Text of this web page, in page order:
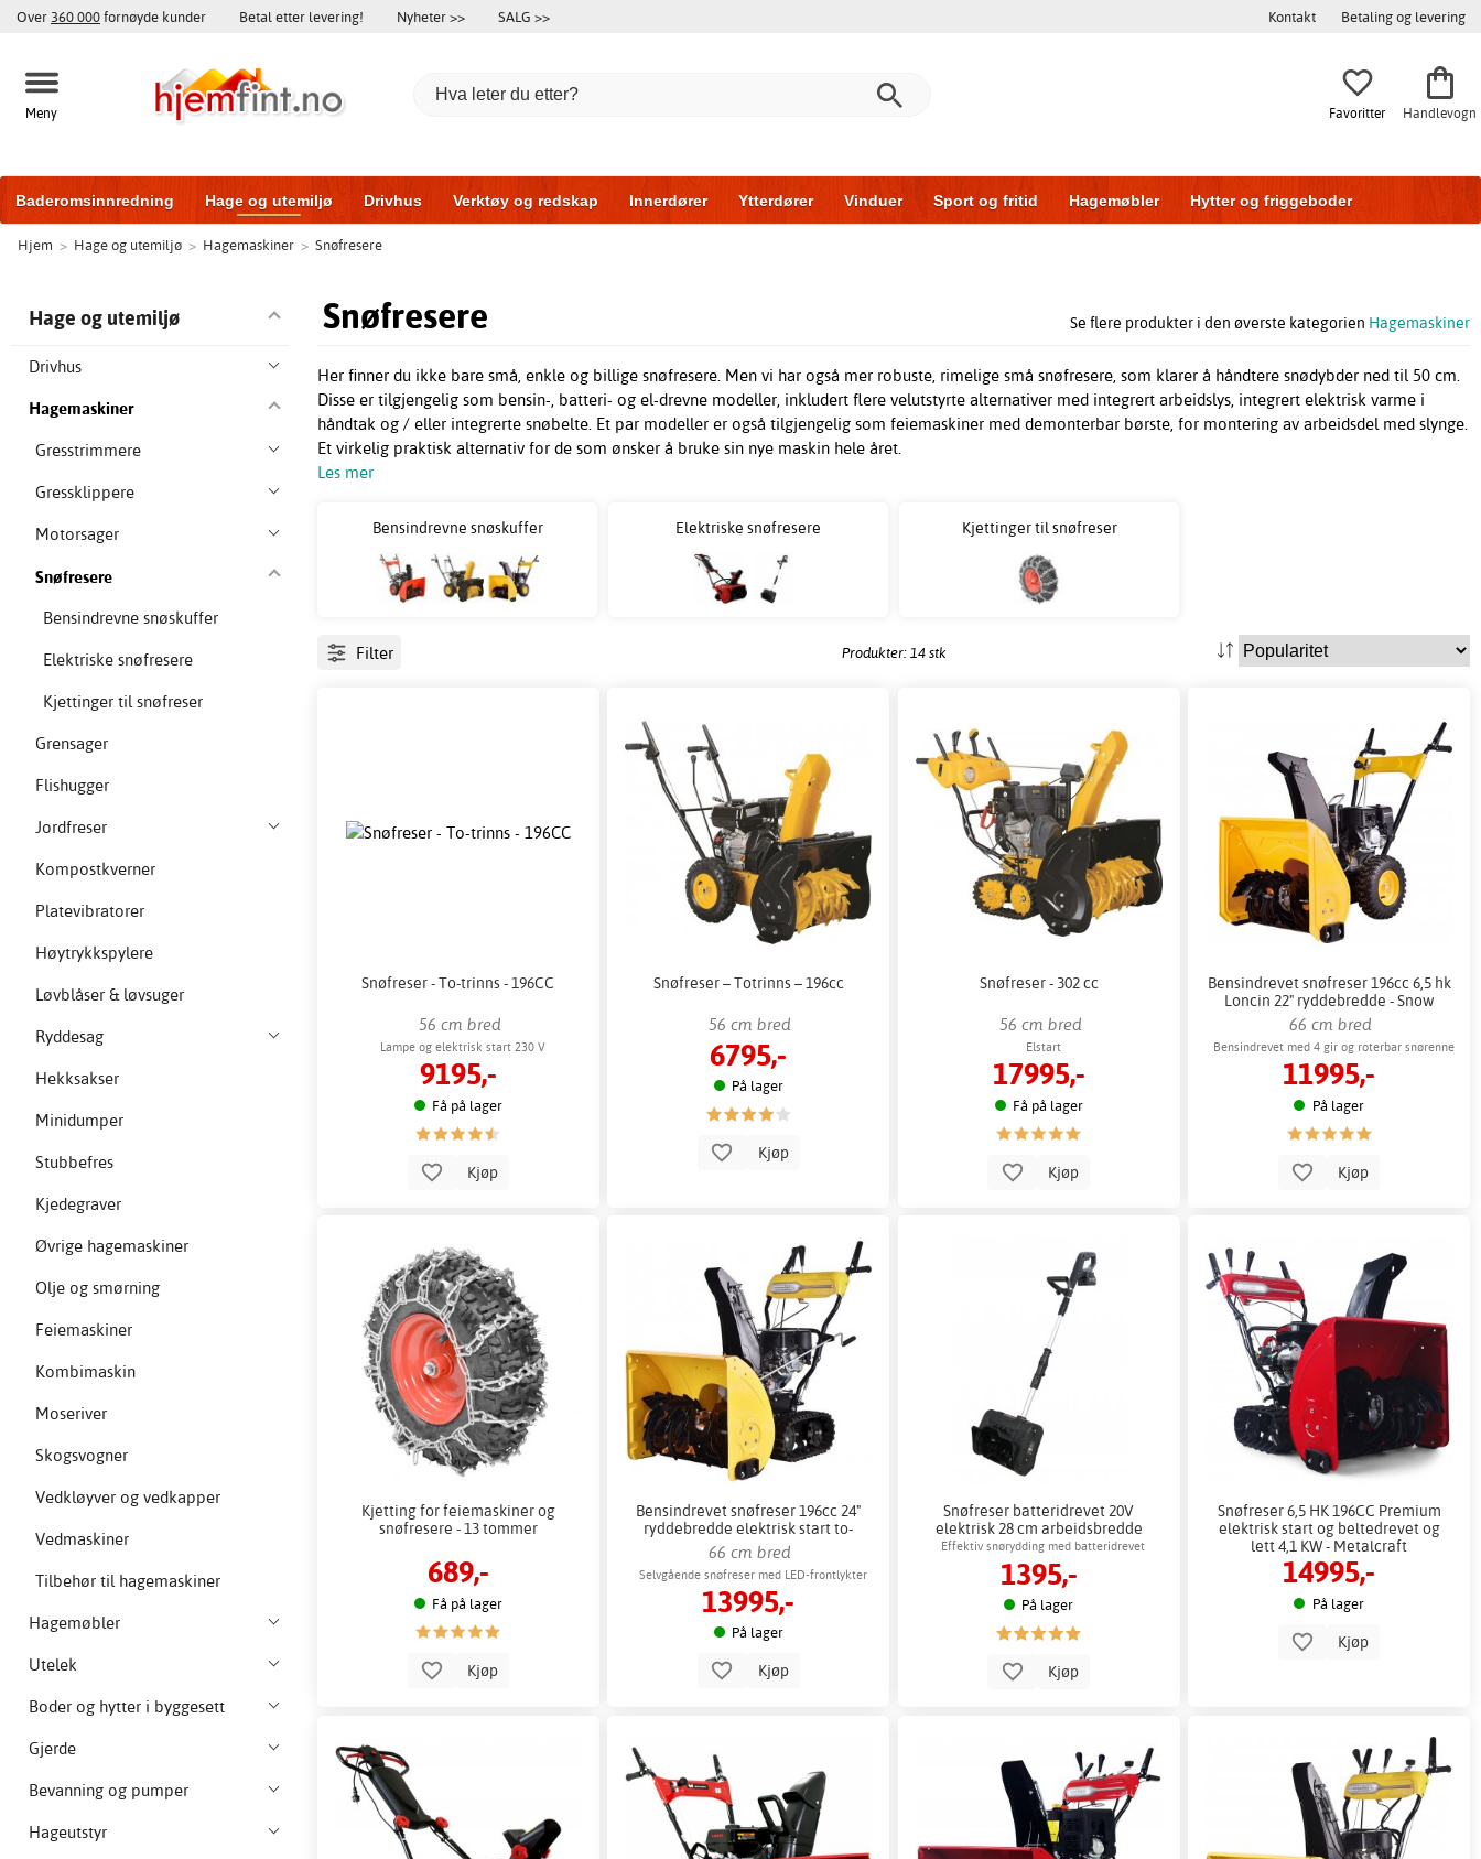
Over 360 000fornøyde kunder Betal etter levering! Nyheter >> SALG >> Kontakt Betaling og levering
Meny Favoritter Handlevogn
Baderomsinnredning Hage og utemiljø Drivhus Verktøy og redskap Innerdører Ytterdører Vinduer Sport og fritid Hagemøbler Hytter og friggeboder
Baderomsmøbler Hjem og innredning Treningsutstyr
Hjem > Hage og utemiljø > Hagemaskiner > Snøfresere
Snøfresere Se flere produkter i den øverste kategorien Hagemaskiner
Her finner du ikke bare små, enkle og billige snøfresere. Men vi har også mer robuste, rimelige små snøfresere, som klarer å håndtere snødybder ned til50 cm.
Disse er tilgjengelig som bensin-, batteri- og el-drevne modeller, inkludert flere velutstyrte alternativer med integrert arbeidslys, integrert elektrisk varme i
håndtak og / eller integrerte snøbelte. Et par modeller er også tilgjengelig som feiemaskiner med demonterbar børste, for montering av arbeidsdel med slynge.
Et virkelig praktisk alternativ for de som ønsker å bruke sin nye maskin hele året.
Les mer
Hage og utemiljø
Drivhus
Hagemaskiner
Gresstrimmere
Gressklippere
Motorsager
Snøfresere
Bensindrevne snøskuffer
Elektriske snøfresere
Kjettinger til snøfreser
Grensager
Flishugger
Jordfreser
Kompostkverner
Platevibratorer
Høytrykkspylere
Løvblåser & løvsuger
Ryddesag
Hekksakser
Minidumper
Stubbefres
Kjedegraver
Øvrige hagemaskiner
Olje og smørning
Feiemaskiner
Kombimaskin
Moseriver
Skogsvogner
Vedkløyver og vedkapper
Vedmaskiner
Tilbehør til hagemaskiner
Hagemøbler
Utelek
Boder og hytter i byggesett
Gjerde
Bevanning og pumper
Hageutstyr
Bensindrevne snøskuffer Elektriske snøfresere Kjettinger til snøfreser
Filter Produkter: 14 stk
Snøfreser - To-trinns - 196CC
56 cm bred
Lampe og elektrisk start 230 V
9195,-
Få på lager
Kjøp
Snøfreser – Totrinns – 196cc
56 cm bred
6795,-
På lager
Kjøp
Snøfreser - 302 cc
56 cm bred
Elstart
17995,-
Få på lager
Kjøp
Bensindrevet snøfreser 196cc 6,5 hk
Loncin 22" ryddebredde - Snow
Channel
66 cm bred
Bensindrevet med 4 gir og roterbar snørenne
11995,-
På lager
Kjøp
Kjetting for feiemaskiner og
snøfresere - 13 tommer
689,-
Få på lager
Kjøp
Bensindrevet snøfreser 196cc 24"
ryddebredde elektrisk start to-
trinns
66 cm bred
Selvgående snøfreser med LED-frontlykter
13995,-
På lager
Kjøp
Snøfreser batteridrevet 20V
elektrisk 28 cm arbeidsbredde
lader inkludert
Effektiv snørydding med batteridrevet
snøfreser
1395,-
På lager
Kjøp
Snøfreser 6,5 HK 196CC Premium
elektrisk start og beltedrevet og
lett 4,1 KW - Metalcraft
14995,-
På lager
Kjøp